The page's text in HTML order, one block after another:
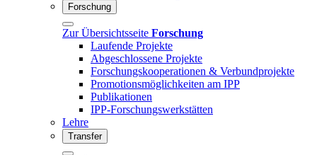
Forschung
Zur Übersichtsseite Forschung
Laufende Projekte
Abgeschlossene Projekte
Forschungskooperationen & Verbundprojekte
Promotionsmöglichkeiten am IPP
Publikationen
IPP-Forschungswerkstätten
Lehre
Transfer